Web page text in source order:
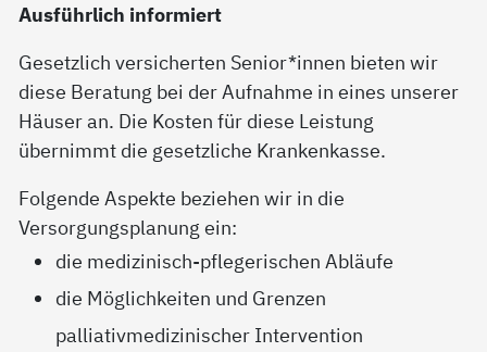
Ausführlich informiert
Gesetzlich versicherten Senior*innen bieten wir
diese Beratung bei der Aufnahme in eines unserer
Häuser an. Die Kosten für diese Leistung
übernimmt die gesetzliche Krankenkasse.
Folgende Aspekte beziehen wir in die
Versorgungsplanung ein:
die medizinisch-pflegerischen Abläufe
die Möglichkeiten und Grenzen
palliativmedizinischer Intervention